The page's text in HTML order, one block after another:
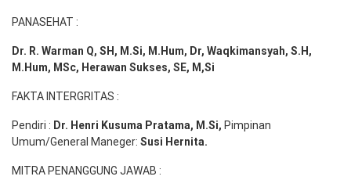
PANASEHAT :
Dr. R. Warman Q, SH, M.Si, M.Hum, Dr, Waqkimansyah, S.H,
M.Hum, MSc, Herawan Sukses, SE, M,Si
FAKTA INTERGRITAS :
Pendiri : Dr. Henri Kusuma Pratama, M.Si, Pimpinan
Umum/General Maneger: Susi Hernita.
MITRA PENANGGUNG JAWAB :